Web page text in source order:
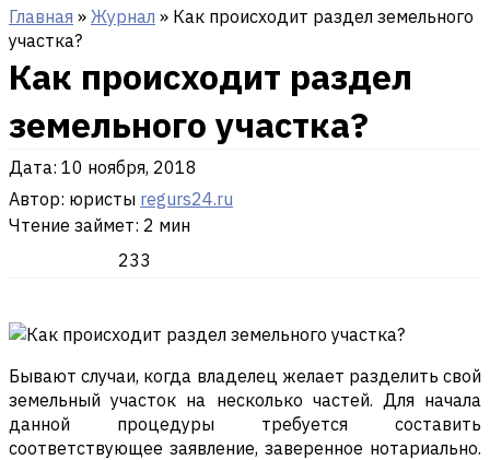
Главная » Журнал » Как происходит раздел земельного
участка?
Как происходит раздел
земельного участка?
Дата: 10 ноября, 2018
Автор: юристы regurs24.ru
Чтение займет: 2 мин
233
Бывают случаи, когда владелец желает разделить свой
земельный участок на несколько частей. Для начала
данной процедуры требуется составить
соответствующее заявление, заверенное нотариально.